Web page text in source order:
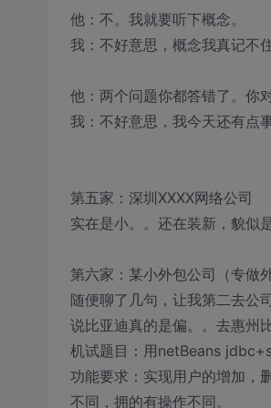
他：不。我就要听下概念。
我：不好意思，概念我真记不住
他：两个问题你都答错了。你
我：不好意思，我今天还有点
第五家：深圳XXXX网络公司
实在是小。。还在装新，貌似
第六家：某小外包公司（专做
随便聊了几句，让我第二去公
说比亚迪真的是偏。。去惠州
机试题目：用netBeans
功能要求：实现用户的增加，
不同，拥的有操作不同。